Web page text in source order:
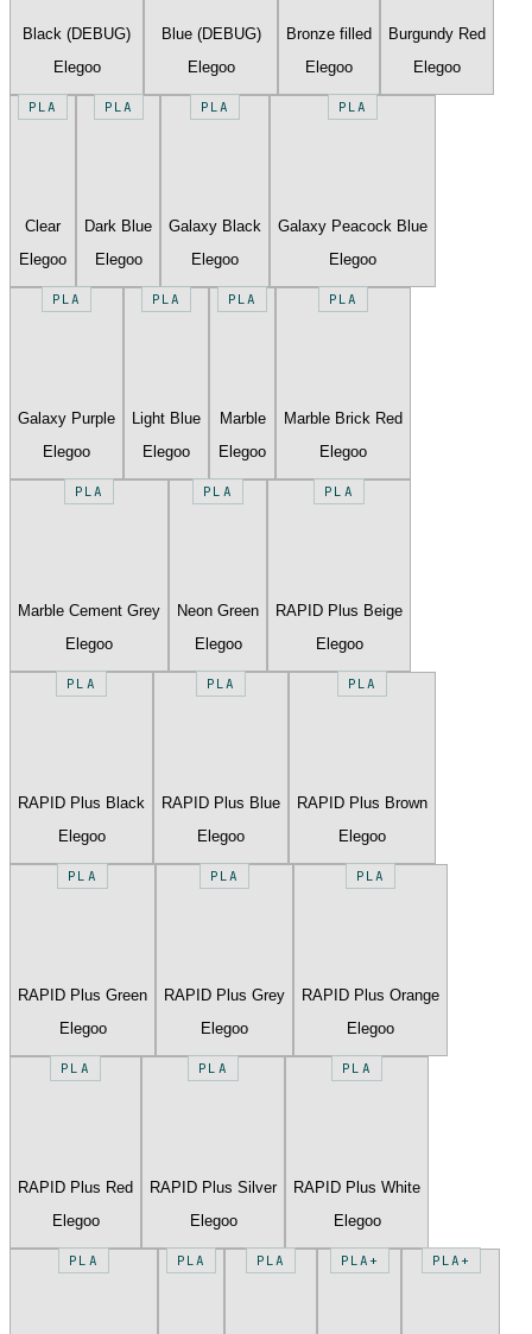
Black (DEBUG)
Elegoo
Blue (DEBUG)
Elegoo
Bronze filled
Elegoo
Burgundy Red
Elegoo
PLA
Clear
Elegoo
PLA
Dark Blue
Elegoo
PLA
Galaxy Black
Elegoo
PLA
Galaxy Peacock Blue
Elegoo
PLA
Galaxy Purple
Elegoo
PLA
Light Blue
Elegoo
PLA
Marble
Elegoo
PLA
Marble Brick Red
Elegoo
PLA
Marble Cement Grey
Elegoo
PLA
Neon Green
Elegoo
PLA
RAPID Plus Beige
Elegoo
PLA
RAPID Plus Black
Elegoo
PLA
RAPID Plus Blue
Elegoo
PLA
RAPID Plus Brown
Elegoo
PLA
RAPID Plus Green
Elegoo
PLA
RAPID Plus Grey
Elegoo
PLA
RAPID Plus Orange
Elegoo
PLA
RAPID Plus Red
Elegoo
PLA
RAPID Plus Silver
Elegoo
PLA
RAPID Plus White
Elegoo
PLA PLA PLA PLA+ PLA+